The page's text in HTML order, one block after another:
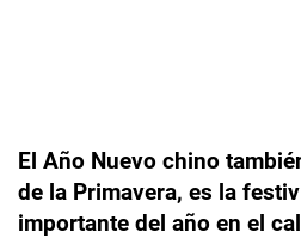
El Año Nuevo chino
de la Primavera, es la
importante del año en el